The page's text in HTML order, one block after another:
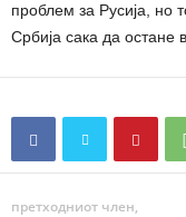
проблем за Русија, но
Србија сака да остане
претходниот член,